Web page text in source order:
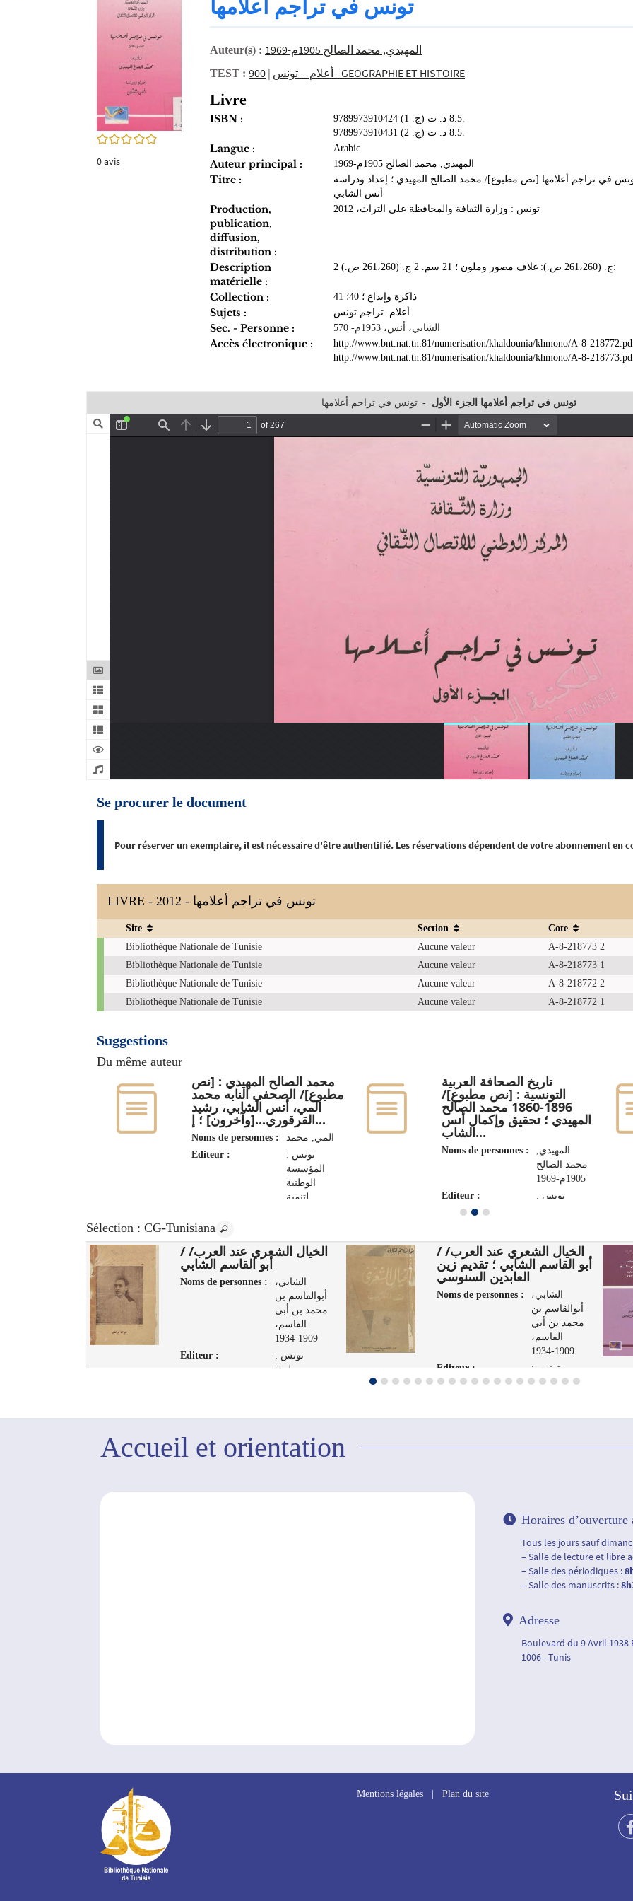
0/5
0avis
تونس في تراجم أعلامها
Auteur(s) : المهيدي, محمد الصالح 1905م-1969
TEST : أعلام -- تونس | 900 - GEOGRAPHIE ET HISTOIRE
Livre
ISBN :
9789973910424 (ج. 1) 8.5 د. ت.
9789973910431 (ج. 2) 8.5 د. ت.
Langue : Arabic
Auteur principal : المهيدي, محمد الصالح 1905م-1969
Titre :
في تراجم أعلامها [نص مطبوع]/ محمد الصالح المهيدي ؛ إعداد ودراسة
أنس الشابي
Production,
publication,
diffusion,
distribution :
تونس : وزارة الثقافة والمحافظة على التراث، 2012
Description
matérielle :
2 ج. (261،260 ص.): غلاف مصور وملون ؛ 21 سم. 2 ج. (261،260 ص.):
Collection : ذاكرة وإبداع ؛ 40؛ 41
Sujets : أعلام. تراجم تونس
Sec. - Personne : الشابي، أنس، 1953م- 570
Accès électronique :
http://www.bnt.nat.tn:81/numerisation/khaldounia/khmono/A-8-
http://www.bnt.nat.tn:81/numerisation/khaldounia/khmono/A-8-
تونس في تراجم أعلامها - تونس في تراجم أعلامها الجزء الأول
Se procurer le document
Pour réserver un exemplaire, il est nécessaire d'être authentifié. Les réservations dépendent de votre abonnement en
LIVRE - 2012 - تونس في تراجم أعلامها
Exemplaires
Site Section
Cote
Bibliothèque Nationale de Tunisie
Aucune valeur
A-8-218773 2
Bibliothèque Nationale de Tunisie
Aucune valeur
A-8-218773 1
Bibliothèque Nationale de Tunisie
Aucune valeur
A-8-218772 2
Bibliothèque Nationale de Tunisie
Aucune valeur A-8-218772 1
Suggestions
Du même auteur
تاريخ الصحافة العربية
التونسية : [نص مطبوع]/
1896-1860 محمد الصالح
المهيدي ؛ تحقيق وإكمال أنس
الشاب...
Noms de personnes :
المهيدي,
محمد الصالح
1905م-1969
Editeur :
تونس :
محمد الصالح المهيدي : [نص
مطبوع]/ الصحفي النابه محمد
المي، أنس الشابي، رشيد
القرقوري...[وآخرون] ؛ إ...
Noms de personnes :
المي‏, ‏محمد‏
Editeur :
تونس :
المؤسسة
الوطنية
لتنمية
الثقافية
والفنية، 2019
Sélection : CG-Tunisiana
الخيال الشعري عند العرب/ /
أبو القاسم الشابي
Noms de personnes :
الشابي،
أبوالقاسم بن
محمد بن أبي
القاسم،
1909-1934
Editeur :
تونس :
مطبعة
الخيال الشعري عند العرب/ /
أبو القاسم الشابي ؛ تقديم زين
العابدين السنوسي
Noms de personnes :
الشابي،
أبوالقاسم بن
محمد بن أبي
القاسم،
1909-1934
Editeur :
تونس :
الشركة
Accueil et orientation
Horaires d’ouverture
Tous les jours sauf
– Salle de lecture et libre
– Salle des périodiques :
– Salle des manuscrits :
Adresse
Boulevard du 9 Avril 1938
1006 - Tunis
Mentions légales Plan du site